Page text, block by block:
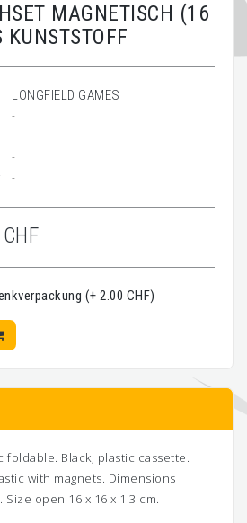
MAGNETISCH (16
LONGFIELD GAMES
-
-
-
-
(+ 2.00 CHF)
foldable. Black, plastic cassette.
with magnets. Dimensions
Size open 16 x 16 x 1.3 cm.